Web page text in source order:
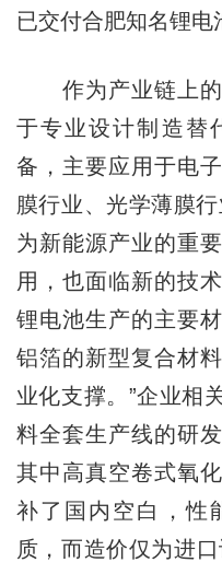
已交付合肥知名锂电
作为产业链上的
于专业设计制造替
备，主要应用于电
膜行业、光学薄膜
为新能源产业的重
用，也面临新的技
锂电池生产的主要
铝箔的新型复合材
业化支撑。”企业相
料全套生产线的研
其中高真空卷式氧
补了国内空白，性
质，而造价仅为进